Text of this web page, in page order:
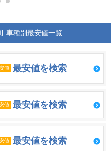
車種別最安値一覧
値 最安値を検索
値 最安値を検索
値 最安値を検索